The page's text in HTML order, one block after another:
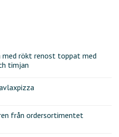
med rökt renost toppat med
timjan
från ordersortimentet